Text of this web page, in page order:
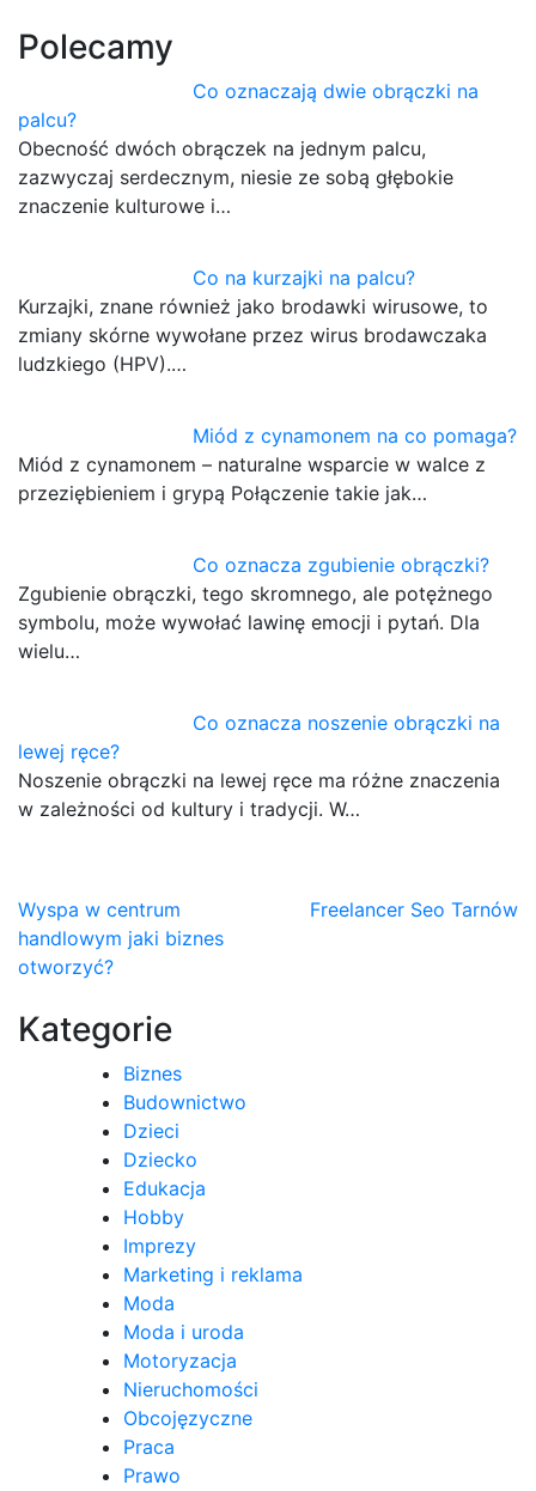
Polecamy
Co oznaczają dwie obrączki na
palcu?
Obecność dwóch obrączek na jednym palcu,
zazwyczaj serdecznym, niesie ze sobą głębokie
znaczenie kulturowe i…
Co na kurzajki na palcu?
Kurzajki, znane również jako brodawki wirusowe, to
zmiany skórne wywołane przez wirus brodawczaka
ludzkiego (HPV).…
Miód z cynamonem na co pomaga?
Miód z cynamonem – naturalne wsparcie w walce z
przeziębieniem i grypą Połączenie takie jak…
Co oznacza zgubienie obrączki?
Zgubienie obrączki, tego skromnego, ale potężnego
symbolu, może wywołać lawinę emocji i pytań. Dla
wielu…
Co oznacza noszenie obrączki na
lewej ręce?
Noszenie obrączki na lewej ręce ma różne znaczenia
w zależności od kultury i tradycji. W…
Nawigacja
wpisu
Wyspa w centrum
handlowym jaki biznes
otworzyć?
Freelancer Seo Tarnów
Kategorie
Biznes
Budownictwo
Dzieci
Dziecko
Edukacja
Hobby
Imprezy
Marketing i reklama
Moda
Moda i uroda
Motoryzacja
Nieruchomości
Obcojęzyczne
Praca
Prawo